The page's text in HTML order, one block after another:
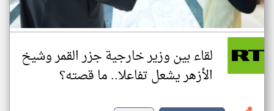
لقاء بين وزير خارجية جزر القمر وشيخ
الأزهر يشعل تفاعلا.. ما قصته؟